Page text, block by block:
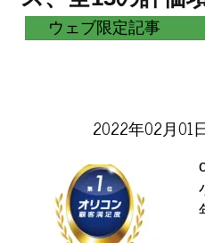
ウェブ限定記事
2022年02月01